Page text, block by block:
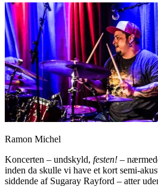
Ramon Michel
Koncerten – undskyld, festen! –
inden da skulle vi have et kort semi-
siddende af Sugaray Rayford – atter